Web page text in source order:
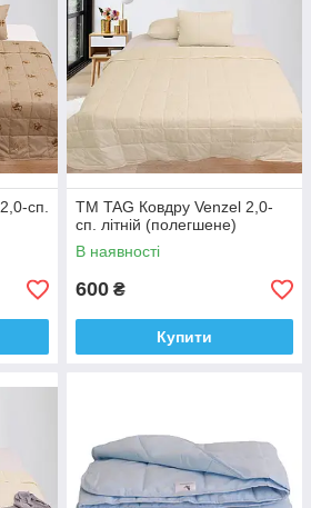
сп.
ТМ TAG Ковдру Venzel 2,0-
сп. літній (полегшене)
В наявності
600 ₴
Купити